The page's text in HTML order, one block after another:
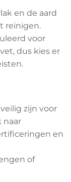
en de aard
reinigen.
voor
dus kies er
zijn voor
naar
en
of